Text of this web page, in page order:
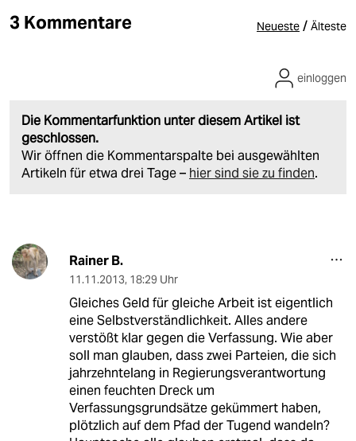
3 Kommentare Neueste / Älteste
Die Kommentarfunktion unter diesem Artikel ist
geschlossen.
Wir öffnen die Kommentarspalte bei ausgewählten
Artikeln für etwa drei Tage – hier sind sie zu finden.
einloggen
Rainer B.
11.11.2013, 18:29 Uhr
Gleiches Geld für gleiche Arbeit ist eigentlich
eine Selbstverständlichkeit. Alles andere
verstößt klar gegen die Verfassung. Wie aber
soll man glauben, dass zwei Parteien, die sich
jahrzehntelang in Regierungsverantwortung
einen feuchten Dreck um
Verfassungsgrundsätze gekümmert haben,
plötzlich auf dem Pfad der Tugend wandeln?